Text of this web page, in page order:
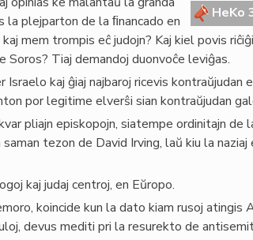
HeKo
la plejparton de la ﬁnancado en
mem trompis eĉ judojn? Kaj kiel povis
Tiaj demandoj duonvoĉe leviĝas.
kaj ĝiaj najbaroj ricevis kontraŭjudan
por legitime elverŝi sian kontraŭjudan
pliajn episkopojn, siatempe ordinitajn de
tezon de David Irving, laŭ kiu la
kaj judaj centroj, en Eŭropo.
koincide kun la dato kiam rusoj atingis
devus mediti pri la resurekto de